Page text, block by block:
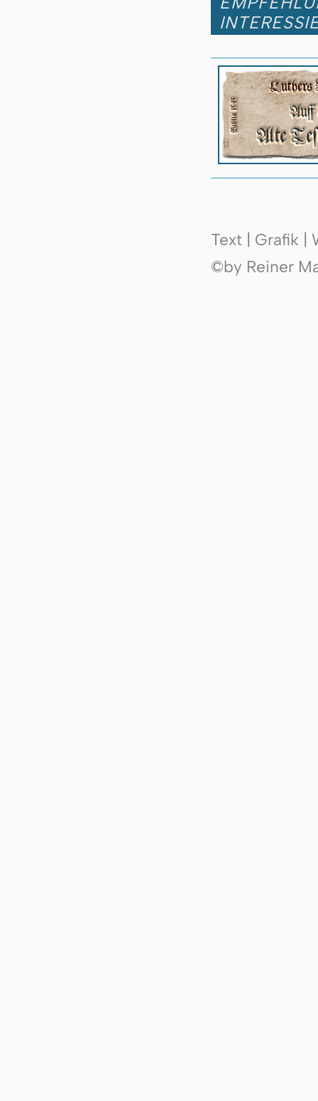
Text | Grafik |
©by Reiner